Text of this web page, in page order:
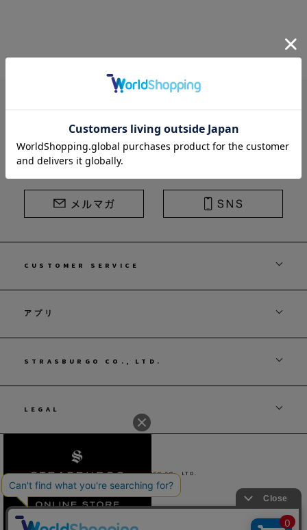
STRASBURGO | ストラスブルゴ
CUSTOMER SERVICE
アプリ
STRASBURGO CO., LTD.
LEGAL
© STRASBURGO CO., LTD.